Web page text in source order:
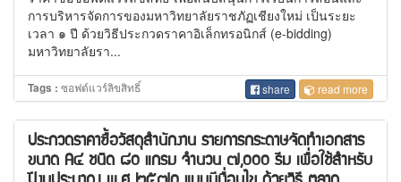
การบริหารจัดการของมหาวิทยาลัยราชภัฏเชียงใหม่ เป็นระยะ
เวลา ๑ ปี ด้วยวิธีประกวดราคาอิเล็กทรอนิกส์ (e-bidding)
มหาวิทยาลัยรา...
Tags : ซอฟต์แวร์ลิขสิทธิ์ share read more
ประกวดราคาซื้อวัสดุสำนักงาน รายการกระดาษจัดทำเอกสาร
ขนาด A๔ ชนิด ๘๐ แกรม จำนวน ๗,๐๐๐ รีม เพื่อใช้สำหรับ